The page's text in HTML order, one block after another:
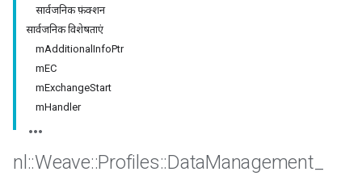
सार्वजनिक फ़ंक्शन
सार्वजनिक विशेषताएं
mAdditionalInfoPtr
mEC
mExchangeStart
mHandler
nl ::Weave::Profiles::DataManagement